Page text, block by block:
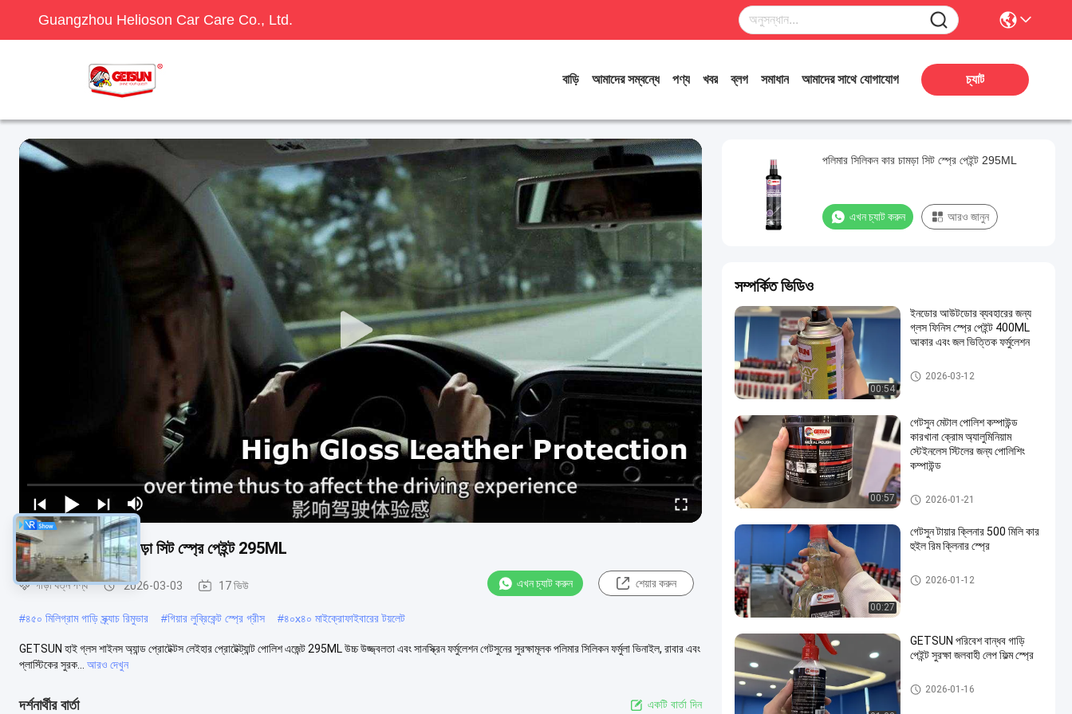
Guangzhou Helioson Car Care Co., Ltd.
বাড়ি আমাদের সম্বন্ধে পণ্য খবর ব্লগ সমাধান আমাদের সাথে যোগাযোগ চ্যাট
পলিমার সিলিকন কার চামড়া সিট স্প্রে পেইন্ট 295ML
গাড়ী যত্ন পণ্য 2026-03-03 17 ভিউ এখন চ্যাট করুন শেয়ার করুন
#৪৫০ মিলিগ্রাম গাড়ি স্ক্র্যাচ রিমুভার #গিয়ার লুব্রিকেন্ট স্প্রে গ্রীস #৪০x৪০ মাইক্রোফাইবারের টয়লেট
GETSUN হাই গ্লস শাইনস অ্যান্ড প্রোটেক্টস লেইহার প্রোটেক্ট্যান্ট পোলিশ এজেন্ট 295ML উচ্চ উজ্জ্বলতা এবং সানস্ক্রিন ফর্মুলেশন গেটসুনের সুরক্ষামূলক পলিমার সিলিকন ফর্মুলা ভিনাইল, রাবার এবং
প্লাস্টিকের সুরক...
আরও দেখুন
দর্শনার্থীর বার্তা একটি বার্তা দিন
পলিমার সিলিকন কার চামড়া সিট স্প্রে পেইন্ট 295ML
এখন চ্যাট করুন আরও জানুন
সম্পর্কিত ভিডিও
00:54
ইনডোর আউটডোর ব্যবহারের জন্য
গ্লস ফিনিস স্প্রে পেইন্ট 400ML
আকার এবং জল ভিত্তিক ফর্মুলেশন
গাড়ী যত্ন পণ্য
2026-03-12
00:57
গেটসুন মেটাল পোলিশ কম্পাউন্ড
কারখানা ক্রোম অ্যালুমিনিয়াম
স্টেইনলেস স্টিলের জন্য পোলিশিং
কম্পাউন্ড
গাড়ী যত্ন পণ্য
2026-01-21
00:27
গেটসুন টায়ার ক্লিনার 500 মিলি কার
হুইল রিম ক্লিনার স্প্রে
গাড়ী যত্ন পণ্য
2026-01-12
GETSUN পরিবেশ বান্ধব গাড়ি
পেইন্ট সুরক্ষা জলবাহী লেপ ফিল্ম স্প্রে
গাড়ী যত্ন পণ্য
2026-01-16